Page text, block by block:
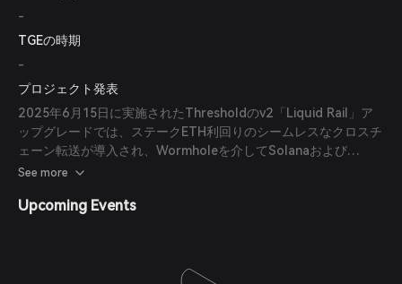
-
TGEの時期
-
プロジェクト発表
2025年6月15日に実施されたThresholdのv2「Liquid Rail」ア
ップグレードでは、ステークETH利回りのシームレスなクロスチ
ェーン転送が導入され、Wormholeを介してSolanaおよび
Avalancheのサポートが統合されました。その結果、プロトコル
See more
Upcoming Events